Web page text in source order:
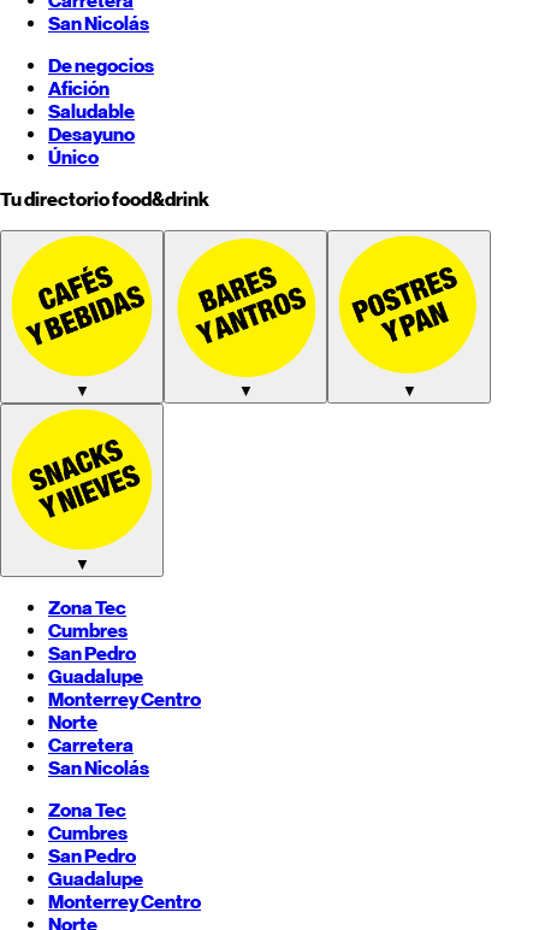
San Nicolás
De negocios
Afición
Saludable
Desayuno
Único
Tu directorio food&drink
▼ ▼ ▼
▼
Zona Tec
Cumbres
San Pedro
Guadalupe
MonterreyCentro
Norte
Carretera
San Nicolás
Zona Tec
Cumbres
San Pedro
Guadalupe
MonterreyCentro
Norte